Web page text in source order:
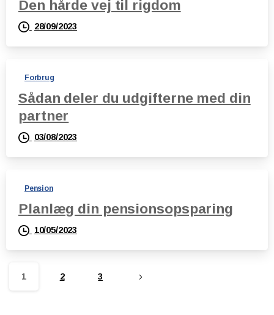
Den hårde vej til rigdom
28/09/2023
Forbrug
Sådan deler du udgifterne med din
partner
03/08/2023
Pension
Planlæg din pensionsopsparing
10/05/2023
1 2 3